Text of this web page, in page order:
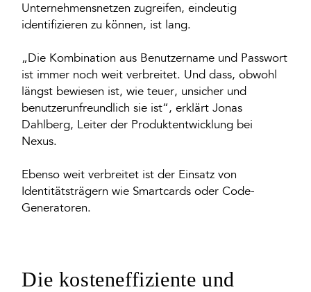
Unternehmensnetzen zugreifen, eindeutig
identifizieren zu können, ist lang.
„Die Kombination aus Benutzername und Passwort
ist immer noch weit verbreitet. Und dass, obwohl
längst bewiesen ist, wie teuer, unsicher und
benutzerunfreundlich sie ist“, erklärt Jonas
Dahlberg, Leiter der Produktentwicklung bei
Nexus.
Ebenso weit verbreitet ist der Einsatz von
Identitätsträgern wie Smartcards oder Code-
Generatoren.
Die kosteneffiziente und